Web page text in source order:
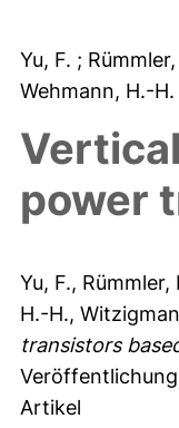
Yu, F. ; Rümmler,
Wehmann, H.-H.
power
Yu, F., Rümmler,
H.-H.,
transistors
Artikel